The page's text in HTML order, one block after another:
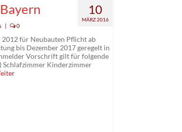
10
MÄRZ 2016
| 0
für Neubauten Pflicht ab
bis Dezember 2017 geregelt in
Vorschrift gilt für folgende
Schlafzimmer Kinderzimmer